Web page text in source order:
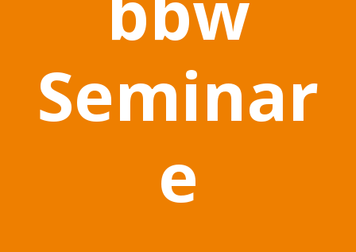
Seminar
e